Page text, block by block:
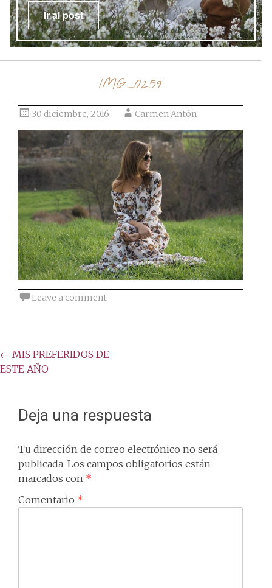
Ir al post
IMG_0259
30 diciembre, 2016 Carmen Antón
Leave a comment
Post
navigation
← MIS PREFERIDOS DE
ESTE AÑO
Deja una respuesta
Tu dirección de correo electrónico no será
publicada. Los campos obligatorios están
marcados con *
Comentario *